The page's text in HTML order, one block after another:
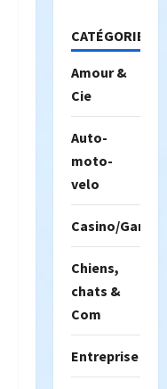
CATÉGORIES
Amour &
Cie
Auto-
moto-
velo
Casino/
Chiens,
chats &
Com
Entreprise